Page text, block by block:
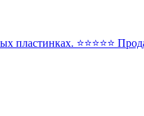
пластинках. ⭐️⭐️⭐️⭐️⭐️